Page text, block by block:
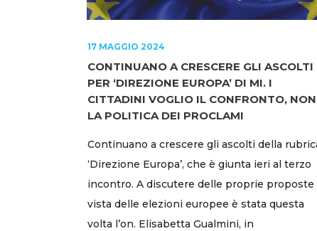
17 MAGGIO 2024
CONTINUANO A CRESCERE GLI ASCOLTI
PER ‘DIREZIONE EUROPA’ DI MI. I
CITTADINI VOGLIO IL CONFRONTO, NON
LA POLITICA DEI PROCLAMI
Continuano a crescere gli ascolti della
‘Direzione Europa’, che è giunta ieri al terzo
incontro. A discutere delle proprie proposte
vista delle elezioni europee è stata questa
volta l’on. Elisabetta Gualmini, in